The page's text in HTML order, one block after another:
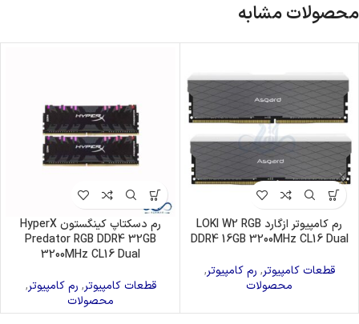
محصولات مشابه
رم کامپیوتر ازگارد LOKI W2 RGB
DDR4 16GB 3200MHz CL16 Dual
قطعات کامپیوتر, رم کامپیوتر,
محصولات
رم دسکتاپ کینگستون HyperX
Predator RGB DDR4 32GB
3200MHz CL16 Dual
قطعات کامپیوتر, رم کامپیوتر,
محصولات